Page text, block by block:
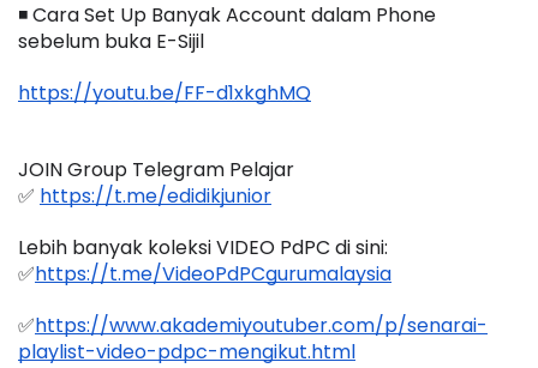
◾️ Cara Set Up Banyak Account dalam Phone
sebelum buka E-Sijil
https://youtu.be/FF-d1xkghMQ
JOIN Group Telegram Pelajar
✅ https://t.me/edidikjunior
Lebih banyak koleksi VIDEO PdPC di sini:
✅https://t.me/VideoPdPCgurumalaysia
✅https://www.akademiyoutuber.com/p/senarai-
playlist-video-pdpc-mengikut.html